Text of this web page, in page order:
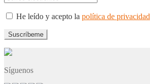
He leído y acepto la política de privacidad
Síguenos